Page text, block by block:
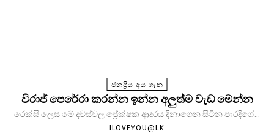
ජනප්‍රිය අය ගැන
විරාජ් පෙරේරා කරන්න ඉන්න අලුත්ම වැඩ මෙන්න
රෙක්සි ලෙස මේ දවස්වල ප්‍රේක්ෂක ආදරය දිනාගෙන සිටින පාරදිගේ...
ILOVEYOU@LK